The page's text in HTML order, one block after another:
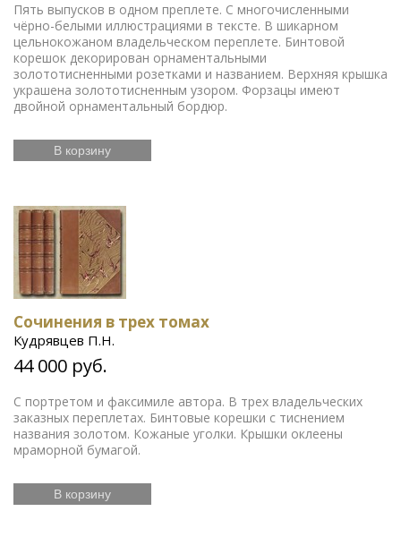
Пять выпусков в одном преплете. С многочисленными
чёрно-белыми иллюстрациями в тексте. В шикарном
цельнокожаном владельческом переплете. Бинтовой
корешок декорирован орнаментальными
золототисненными розетками и названием. Верхняя крышка
украшена золототисненным узором. Форзацы имеют
двойной орнаментальный бордюр.
В корзину
Сочинения в трех томах
Кудрявцев П.Н.
44 000 руб.
С портретом и факсимиле автора. В трех владельческих
заказных переплетах. Бинтовые корешки с тиснением
названия золотом. Кожаные уголки. Крышки оклеены
мраморной бумагой.
В корзину